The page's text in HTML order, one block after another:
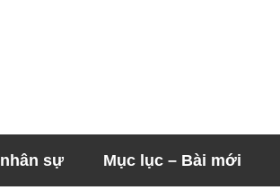
sự Mục lục – Bài mới